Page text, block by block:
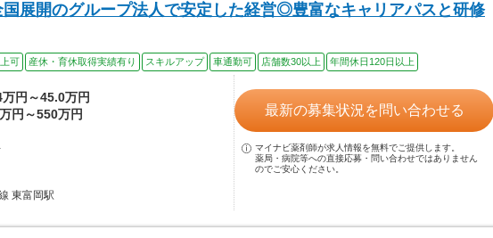
国展開のグループ法人で安定した経営◎豊富なキャリアパスと研修
可 産休・育休取得実績有り スキルアップ 車通勤可 店舗数30以上 年間休日120日以上
万円～45.0万円
円～550万円
東富岡駅
最新の募集状況を問い合わせる
マイナビ薬剤師が求人情報を無料でご提供します。
薬局・病院等への直接応募・問い合わせではありません
のでご安心ください。